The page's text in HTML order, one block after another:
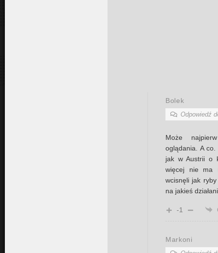
Bolek
Odpowiedź
Może
oglądania. A
jak w Austrii o
więcej nie ma
wcisnęli jak
na jakieś
-1
Markoni